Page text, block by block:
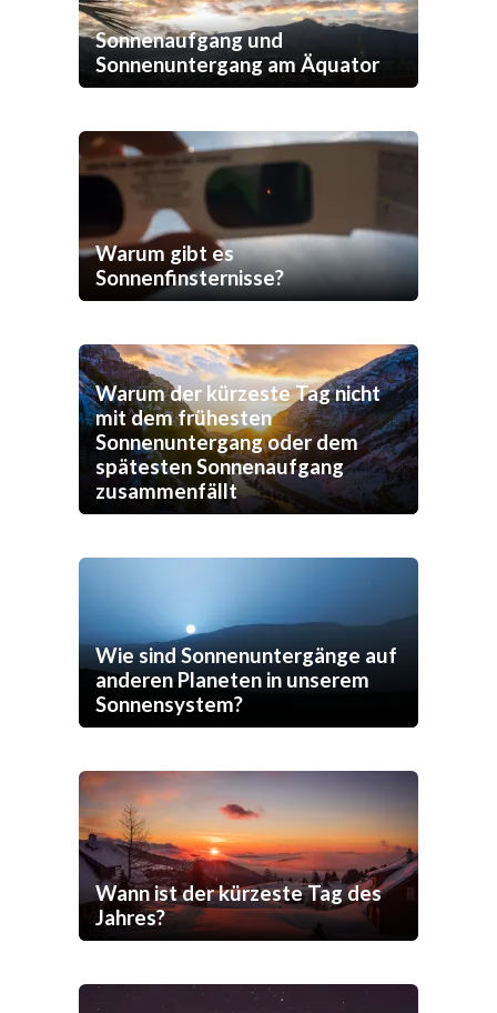
Sonnenaufgang und
Sonnenuntergang am Äquator
Warum gibt es
Sonnenfinsternisse?
Warum der kürzeste Tag nicht
mit dem frühesten
Sonnenuntergang oder dem
spätesten Sonnenaufgang
zusammenfällt
Wie sind Sonnenuntergänge auf
anderen Planeten in unserem
Sonnensystem?
Wann ist der kürzeste Tag des
Jahres?